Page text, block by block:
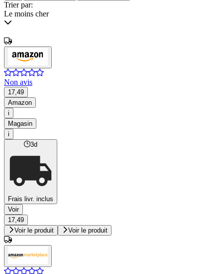
Trier par:
Le moins cher
Non avis
17,49
Amazon
i
Magasin
i
3d
Frais livr. inclus
Voir
17,49
Voir le produit
Voir le produit